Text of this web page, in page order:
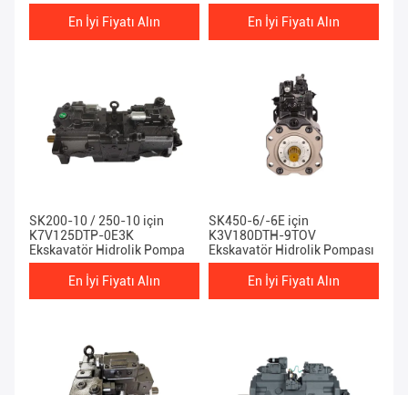
En İyi Fiyatı Alın En İyi Fiyatı Alın
SK200-10 / 250-10 için
K7V125DTP-0E3K
Ekskavatör Hidrolik Pompa
En İyi Fiyatı Alın
SK450-6/-6E için
K3V180DTH-9TOV
Ekskavatör Hidrolik Pompası
En İyi Fiyatı Alın